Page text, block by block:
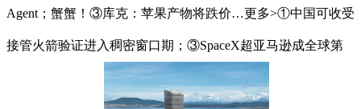
Agent；蟹蟹！③库克：苹果产物将跌价…更多>①中国可收受
接管火箭验证进入稠密窗口期；③SpaceX超亚马逊成全球第